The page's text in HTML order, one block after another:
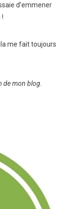
d’emmener
me fait toujours
de mon blog.